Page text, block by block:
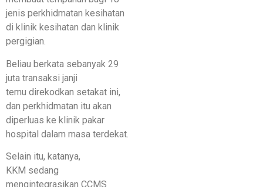
jenis perkhidmatan kesihatan
di klinik kesihatan dan klinik
pergigian.
Beliau berkata sebanyak 29
juta transaksi janji
temu direkodkan setakat ini,
dan perkhidmatan itu akan
diperluas ke klinik pakar
hospital dalam masa terdekat.
Selain itu, katanya,
KKM sedang
mengintegrasikan CCMS